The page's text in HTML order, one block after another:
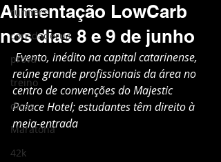
runners
corridaderua
prova
treino
dicas
Maratona
42k
Alimentação LowCarb
nos dias 8 e 9 de junho
Evento, inédito na capital catarinense,
reúne grande profissionais da área no
centro de convenções do Majestic
Palace Hotel; estudantes têm direito à
meia-entrada